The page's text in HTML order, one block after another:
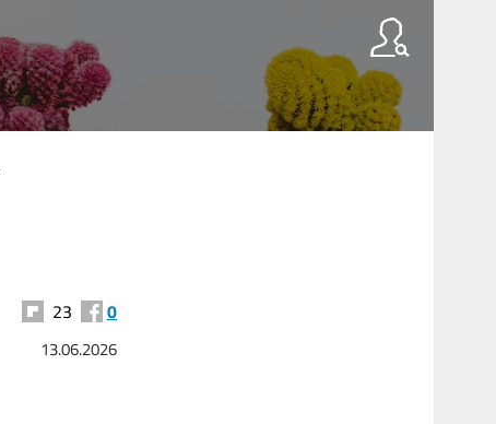
23 0
13.06.2026